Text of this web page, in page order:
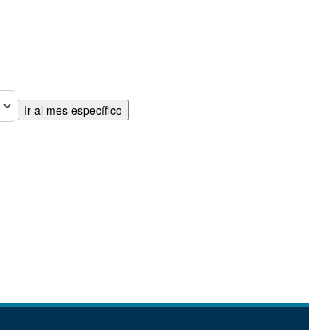
Ir al mes específico